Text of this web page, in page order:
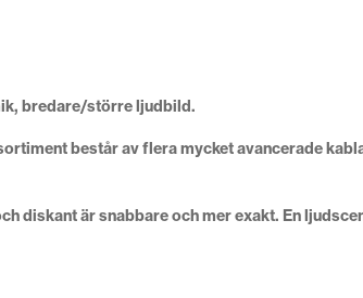
bredare/större ljudbild.
består av flera mycket avancerade
diskant är snabbare och mer exakt. En